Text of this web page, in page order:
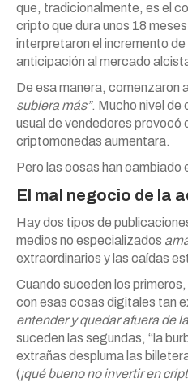
que, tradicionalmente, es el
cripto que dura unos 18
interpretaron el incremento
anticipación al mercado
De esa manera, comenzaron
subiera más”. Mucho nivel de
usual de vendedores provocó
criptomonedas aumentara.
Pero las cosas han cambiado
El mal negocio de la
Hay dos tipos de
medios no especializados
extraordinarios y las caídas
Cuando suceden los
con esas cosas digitales tan
entender y quedar afuera de
suceden las segundas, “la
extrañas despluma las
(¡qué bueno no invertir en